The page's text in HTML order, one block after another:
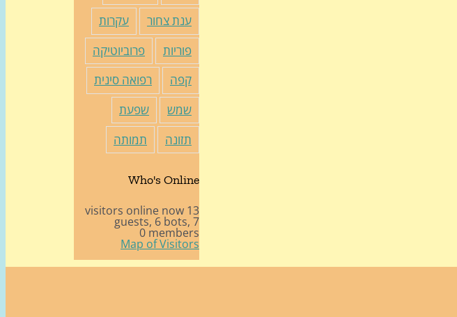
ענת צחור
עקרות
פוריות
פרוביוטיקה
קפה
רפואה סינית
שמש
שפעת
תזונה
תמותה
Who's Online
13 visitors online now
7 guests,
6 bots,
0 members
Map of Visitors